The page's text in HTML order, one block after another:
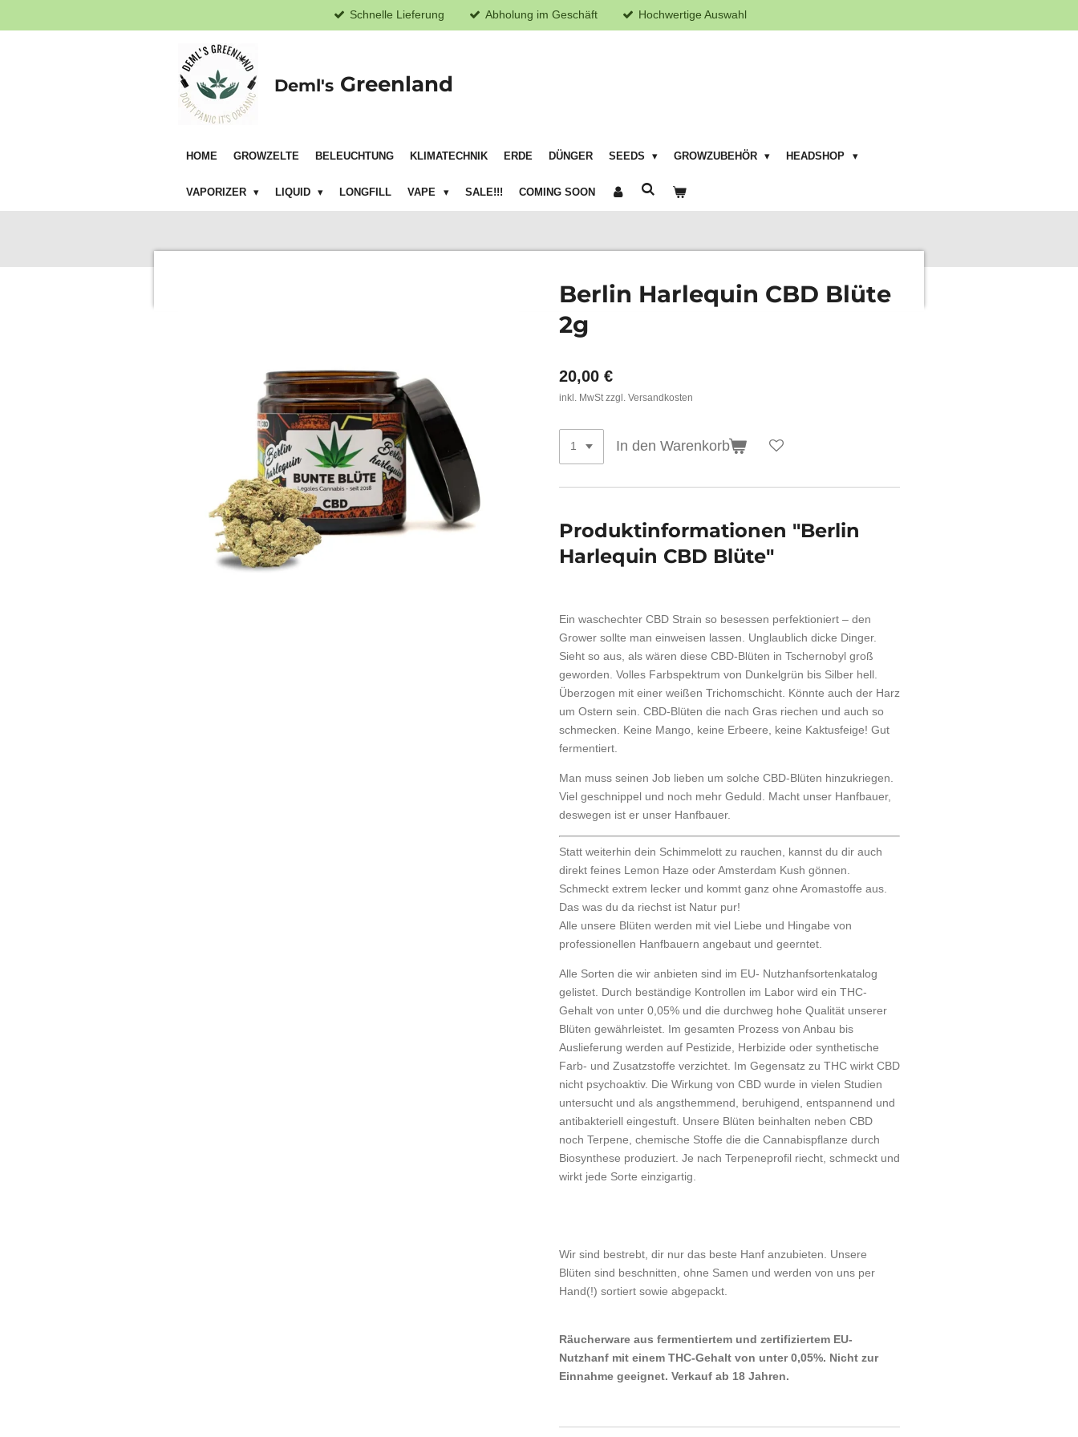
Hauptinhalt
Schnelle Lieferung Abholung im Geschäft Hochwertige Auswahl
Deml's Greenland
HOME GROWZELTE BELEUCHTUNG KLIMATECHNIK ERDE DÜNGER SEEDS GROWZUBEHÖR HEADSHOP
VAPORIZER LIQUID LONGFILL VAPE SALE!!! COMING SOON
Berlin Harlequin CBD Blüte
2g
20,00 €
inkl. MwSt zzgl. Versandkosten
In den Warenkorb
Produktinformationen "Berlin
Harlequin CBD Blüte"
Ein waschechter CBD Strain so besessen perfektioniert – den
Grower sollte man einweisen lassen. Unglaublich dicke Dinger.
Sieht so aus, als wären diese CBD-Blüten in Tschernobyl groß
geworden. Volles Farbspektrum von Dunkelgrün bis Silber hell.
Überzogen mit einer weißen Trichomschicht. Könnte auch der Harz
um Ostern sein. CBD-Blüten die nach Gras riechen und auch so
schmecken. Keine Mango, keine Erbeere, keine Kaktusfeige! Gut
fermentiert.
Man muss seinen Job lieben um solche CBD-Blüten hinzukriegen.
Viel geschnippel und noch mehr Geduld. Macht unser Hanfbauer,
deswegen ist er unser Hanfbauer.
Statt weiterhin dein Schimmelott zu rauchen, kannst du dir auch
direkt feines Lemon Haze oder Amsterdam Kush gönnen.
Schmeckt extrem lecker und kommt ganz ohne Aromastoffe aus.
Das was du da riechst ist Natur pur!
Alle unsere Blüten werden mit viel Liebe und Hingabe von
professionellen Hanfbauern angebaut und geerntet.
Alle Sorten die wir anbieten sind im EU- Nutzhanfsortenkatalog
gelistet. Durch beständige Kontrollen im Labor wird ein THC-
Gehalt von unter 0,05% und die durchweg hohe Qualität unserer
Blüten gewährleistet. Im gesamten Prozess von Anbau bis
Auslieferung werden auf Pestizide, Herbizide oder synthetische
Farb- und Zusatzstoffe verzichtet. Im Gegensatz zu THC wirkt CBD
nicht psychoaktiv. Die Wirkung von CBD wurde in vielen Studien
untersucht und als angsthemmend, beruhigend, entspannend und
antibakteriell eingestuft. Unsere Blüten beinhalten neben CBD
noch Terpene, chemische Stoffe die die Cannabispflanze durch
Biosynthese produziert. Je nach Terpeneprofil riecht, schmeckt und
wirkt jede Sorte einzigartig.
Wir sind bestrebt, dir nur das beste Hanf anzubieten. Unsere
Blüten sind beschnitten, ohne Samen und werden von uns per
Hand(!) sortiert sowie abgepackt.
Räucherware aus fermentiertem und zertifiziertem EU-
Nutzhanf mit einem THC-Gehalt von unter 0,05%. Nicht zur
Einnahme geeignet. Verkauf ab 18 Jahren.